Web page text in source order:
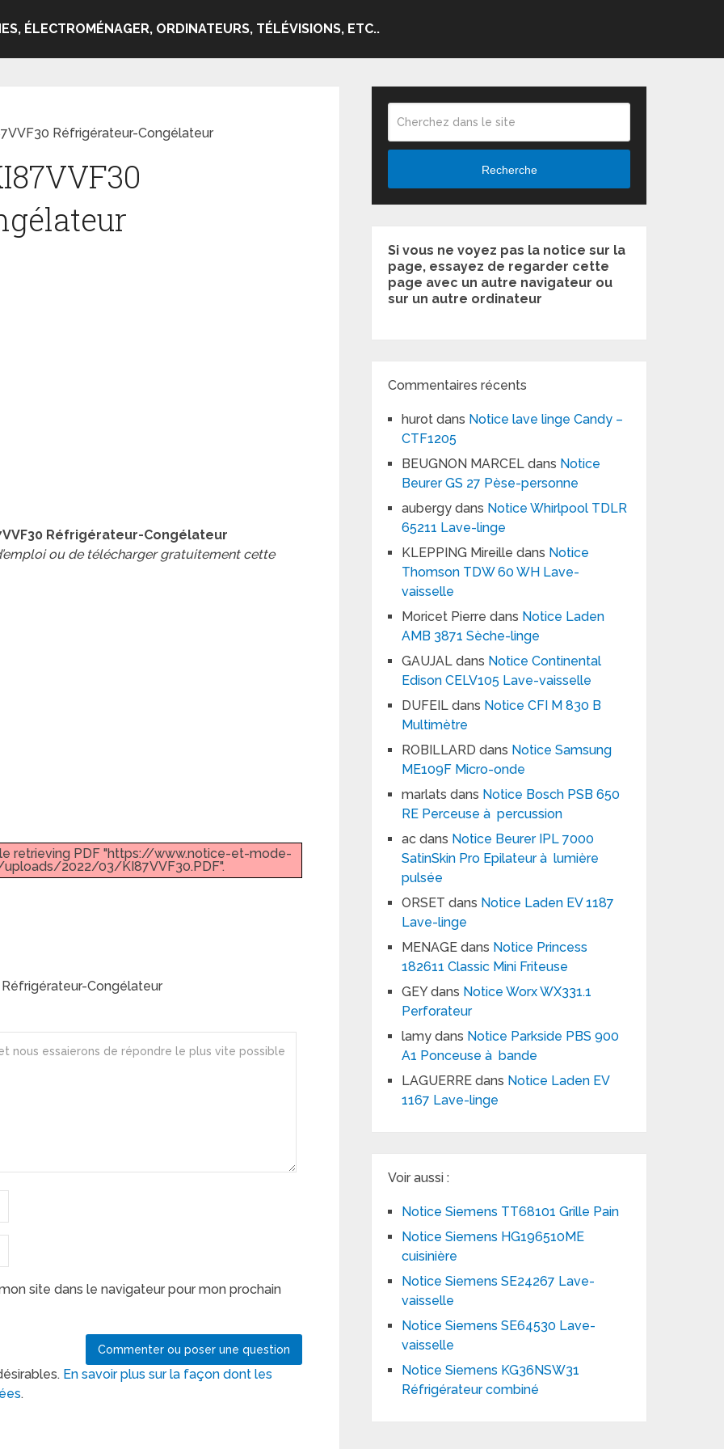
ÉLECTROMÉNAGER, ORDINATEURS, TÉLÉVISIONS, ETC..
Réfrigérateur-Congélateur
Réfrigérateur-Congélateur
ou de télécharger gratuitement cette
retrieving PDF "https://www.notice-et-mode-
2022/03/KI87VVF30.PDF".
Congélateur
site dans le navigateur pour mon prochain
En savoir plus sur la façon dont les
.
Recherche
Si vous ne voyez pas la notice sur la
page, essayez de regarder cette
page avec un autre navigateur ou
sur un autre ordinateur
Commentaires récents
hurot dans Notice lave linge Candy –
CTF1205
BEUGNON MARCEL dans Notice
Beurer GS 27 Pèse-personne
aubergy dans Notice Whirlpool TDLR
65211 Lave-linge
KLEPPING Mireille dans Notice
Thomson TDW 60 WH Lave-
vaisselle
Moricet Pierre dans Notice Laden
AMB 3871 Sèche-linge
GAUJAL dans Notice Continental
Edison CELV105 Lave-vaisselle
DUFEIL dans Notice CFI M 830 B
Multimètre
ROBILLARD dans Notice Samsung
ME109F Micro-onde
marlats dans Notice Bosch PSB 650
RE Perceuse à percussion
ac dans Notice Beurer IPL 7000
SatinSkin Pro Epilateur à lumière
pulsée
ORSET dans Notice Laden EV 1187
Lave-linge
MENAGE dans Notice Princess
182611 Classic Mini Friteuse
GEYdans Notice Worx WX331.1
Perforateur
lamy dans Notice Parkside PBS 900
A1 Ponceuse à bande
LAGUERRE dans Notice Laden EV
1167 Lave-linge
Voir aussi :
Notice Siemens TT68101 Grille Pain
Notice Siemens HG196510ME
cuisinière
Notice Siemens SE24267 Lave-
vaisselle
Notice Siemens SE64530 Lave-
vaisselle
Notice Siemens KG36NSW31
Réfrigérateur combiné